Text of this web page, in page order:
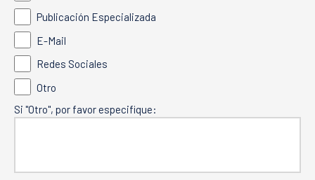
Publicación Especializada
E-Mail
Redes Sociales
Otro
Si "Otro", por favor especifique: